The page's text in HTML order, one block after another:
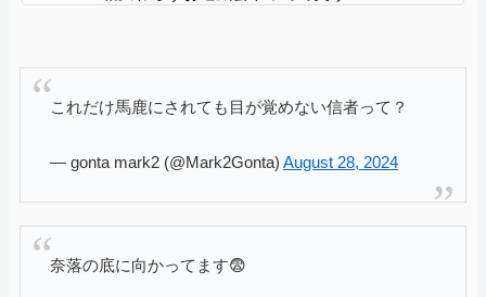
これだけ馬鹿にされても目が覚めない信者って？
— gonta mark2 (@Mark2Gonta) August 28, 2024
奈落の底に向かってます😨